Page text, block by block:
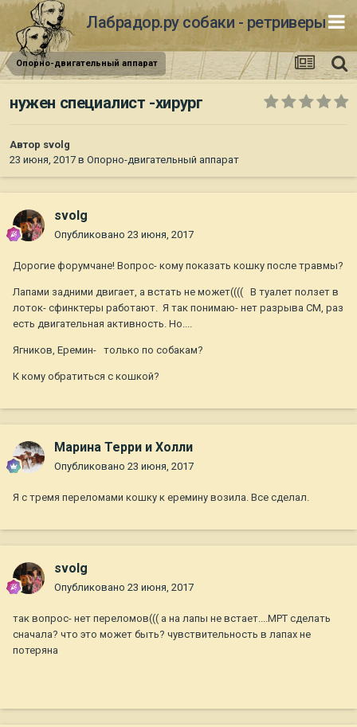
Лабрадор.ру собаки - ретриверы
Опорно-двигательный аппарат
нужен специалист -хирург
Автор svolg
23 июня, 2017 в Опорно-двигательный аппарат
svolg
Опубликовано 23 июня, 2017
Дорогие форумчане! Вопрос- кому показать кошку после травмы?
Лапами задними двигает, а встать не может(((( В туалет ползет в
лоток- сфинктеры работают. Я так понимаю- нет разрыва СМ, раз
есть двигательная активность. Но....
Ягников, Еремин- только по собакам?
К кому обратиться с кошкой?
Марина Терри и Холли
Опубликовано 23 июня, 2017
Я с тремя переломами кошку к еремину возила. Все сделал.
svolg
Опубликовано 23 июня, 2017
так вопрос- нет переломов((( а на лапы не встает....МРТ сделать
сначала? что это может быть? чувствительность в лапах не
потеряна